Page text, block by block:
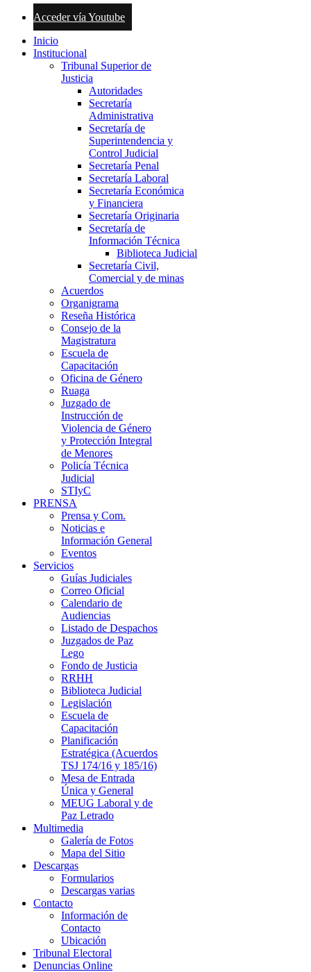
Acceder vía Youtube
Inicio
Institucional
Tribunal Superior de
Justicia
Autoridades
Secretaría
Administrativa
Secretaría de
Superintendencia y
Control Judicial
Secretaría Penal
Secretaría Laboral
Secretaría Económica
y Financiera
Secretaría Originaria
Secretaría de
Información Técnica
Biblioteca Judicial
Secretaría Civil,
Comercial y de minas
Acuerdos
Organigrama
Reseña Histórica
Consejo de la
Magistratura
Escuela de
Capacitación
Oficina de Género
Ruaga
Juzgado de
Instrucción de
Violencia de Género
y Protección Integral
de Menores
Policía Técnica
Judicial
STIyC
PRENSA
Prensa y Com.
Noticias e
Información General
Eventos
Servicios
Guías Judiciales
Correo Oficial
Calendario de
Audiencias
Listado de Despachos
Juzgados de Paz
Lego
Fondo de Justicia
RRHH
Biblioteca Judicial
Legislación
Escuela de
Capacitación
Planificación
Estratégica (Acuerdos
TSJ 174/16 y 185/16)
Mesa de Entrada
Única y General
MEUG Laboral y de
Paz Letrado
Multimedia
Galería de Fotos
Mapa del Sitio
Descargas
Formularios
Descargas varias
Contacto
Información de
Contacto
Ubicación
Tribunal Electoral
Denuncias Online